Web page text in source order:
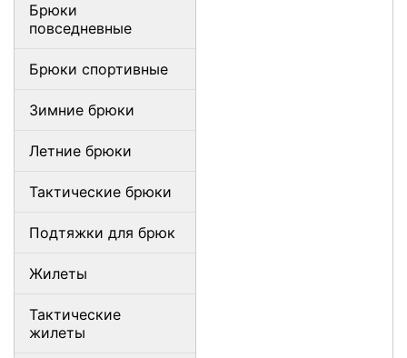
Брюки
повседневные
Брюки спортивные
Зимние брюки
Летние брюки
Тактические брюки
Подтяжки для брюк
Жилеты
Тактические
жилеты